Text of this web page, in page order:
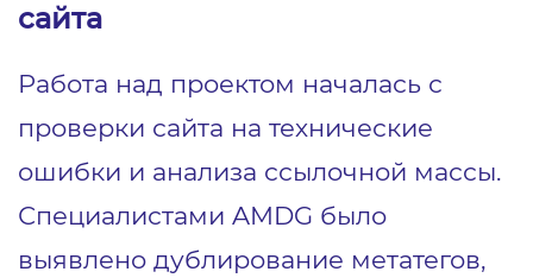
сайта
Работа над проектом началась с
проверки сайта на технические
ошибки и анализа ссылочной массы.
Специалистами AMDG было
выявлено дублирование метатегов,